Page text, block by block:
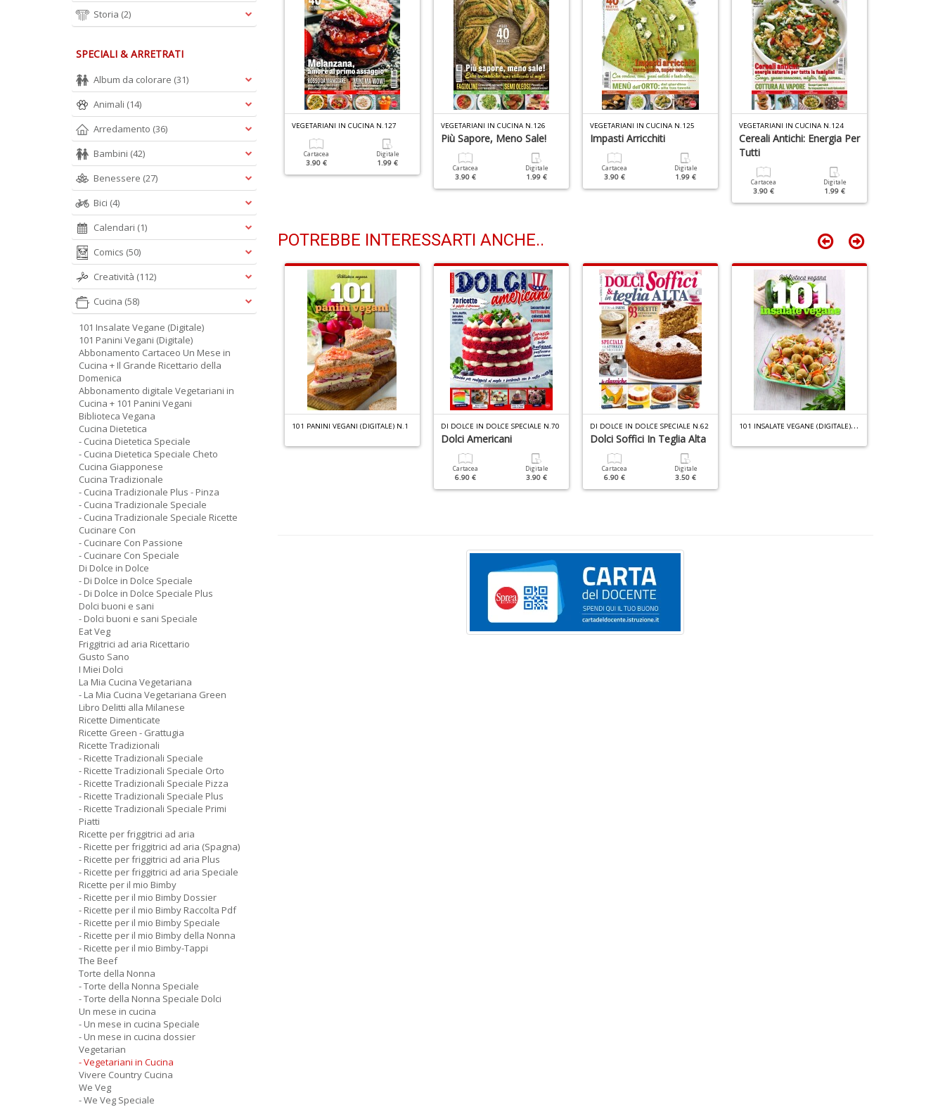
IN CUCINA N.114
Fonte Sana Di
Digitale
1.99 €
VEGETARIANI IN CUCINA N.113
Involtini Fantasia
Cartacea
3.90 €
Digitale
1.99 €
VEGETARIANI IN CUCINA N.127
Cartacea
3.90 €
Digitale
1.99 €
VEGETARIANI IN CUCINA N.126
Più Sapore, Meno Sale!
Cartacea
3.90 €
Digitale
1.99 €
VEGETARIANI IN CUCINA N.125
Impasti Arricchiti
Cartacea
3.90 €
Digitale
1.99 €
VEGETARIANI IN CUCINA N.124
Cereali Antichi: Energia Per
Tutti
Cartacea
3.90 €
Digitale
1.99 €
POTREBBE INTERESSARTI ANCHE..
T
ORTE DELLA NONNA SPECIALE N.55
Digitale
3.50 €
LIBRO DELITTI ALLA MILANESE N.1
Cartacea
18.00 €
101 PANINI VEGANI (DIGITALE) N.1 DI DOLCE IN DOLCE SPECIALE N.70
Dolci Americani
Cartacea
6.90 €
Digitale
3.90 €
DI DOLCE IN DOLCE SPECIALE N.62
Dolci Soffici In Teglia Alta
Cartacea
6.90 €
Digitale
3.50 €
1
01 INSALATE VEGANE (DIGITALE) N.1
Storia (2)
SPECIALI & ARRETRATI
Album da colorare (31)
Animali (14)
Arredamento (36)
Bambini (42)
Benessere (27)
Bici (4)
Calendari (1)
Comics (50)
Creatività (112)
Cucina (58)
101 Insalate Vegane (Digitale)
101 Panini Vegani (Digitale)
Abbonamento Cartaceo Un Mese in
Cucina + Il Grande Ricettario della
Domenica
Abbonamento digitale Vegetariani in
Cucina + 101 Panini Vegani
Biblioteca Vegana
Cucina Dietetica
- Cucina Dietetica Speciale
- Cucina Dietetica Speciale Cheto
Cucina Giapponese
Cucina Tradizionale
- Cucina Tradizionale Plus - Pinza
- Cucina Tradizionale Speciale
- Cucina Tradizionale Speciale Ricette
Cucinare Con
- Cucinare Con Passione
- Cucinare Con Speciale
Di Dolce in Dolce
- Di Dolce in Dolce Speciale
- Di Dolce in Dolce Speciale Plus
Dolci buoni e sani
- Dolci buoni e sani Speciale
Eat Veg
Friggitrici ad aria Ricettario
Gusto Sano
I Miei Dolci
La Mia Cucina Vegetariana
- La Mia Cucina Vegetariana Green
Libro Delitti alla Milanese
Ricette Dimenticate
Ricette Green - Grattugia
Ricette Tradizionali
- Ricette Tradizionali Speciale
- Ricette Tradizionali Speciale Orto
- Ricette Tradizionali Speciale Pizza
- Ricette Tradizionali Speciale Plus
- Ricette Tradizionali Speciale Primi
Piatti
Ricette per friggitrici ad aria
- Ricette per friggitrici ad aria (Spagna)
- Ricette per friggitrici ad aria Plus
- Ricette per friggitrici ad aria Speciale
Ricette per il mio Bimby
- Ricette per il mio Bimby Dossier
- Ricette per il mio Bimby Raccolta Pdf
- Ricette per il mio Bimby Speciale
- Ricette per il mio Bimby della Nonna
- Ricette per il mio Bimby-Tappi
The Beef
Torte della Nonna
- Torte della Nonna Speciale
- Torte della Nonna Speciale Dolci
Un mese in cucina
- Un mese in cucina Speciale
- Un mese in cucina dossier
Vegetarian
- Vegetariani in Cucina
Vivere Country Cucina
We Veg
- We Veg Speciale